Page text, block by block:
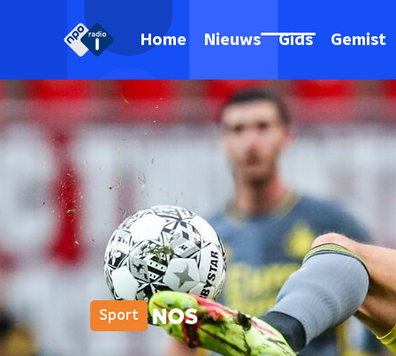
Home Nieuws Gids Gemist
Sport